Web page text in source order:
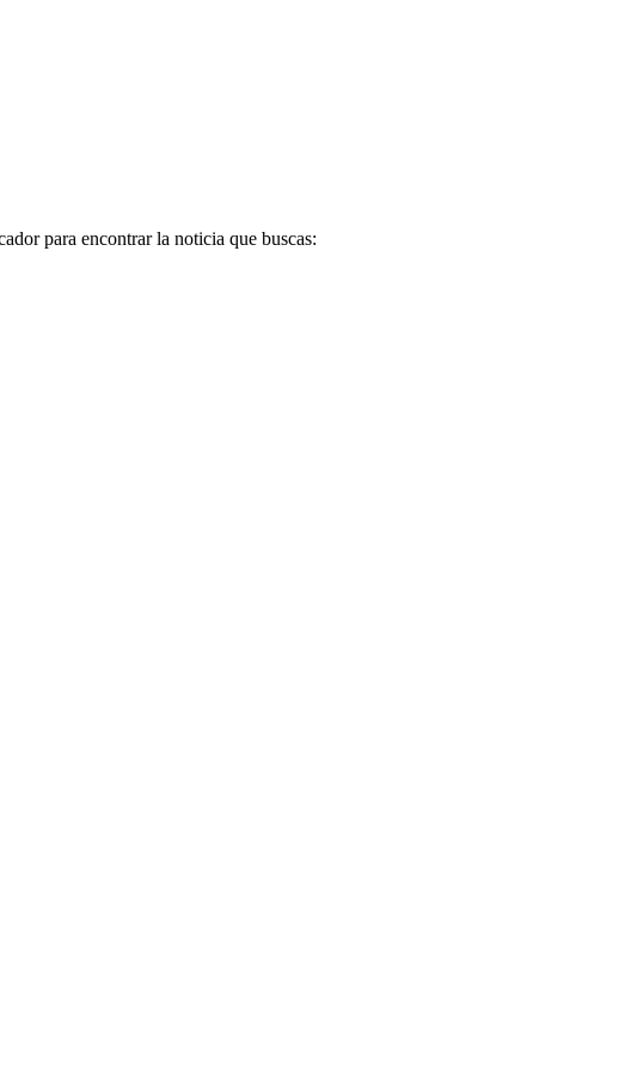
para encontrar la noticia que buscas: